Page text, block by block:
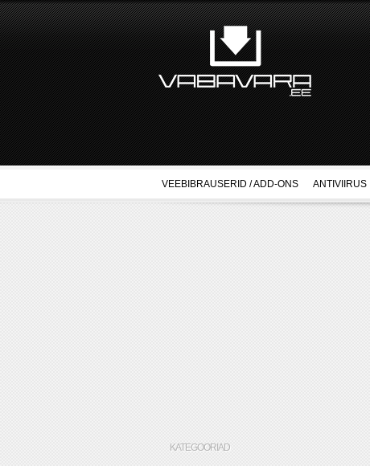
VEEBIBRAUSERID / ADD-ONS ANTIVIIRUS
KATEGOORIAD